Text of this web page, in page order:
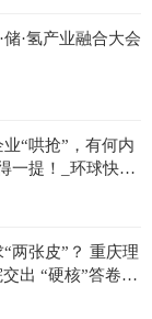
·氢产业融合大会
“哄抢”，有何内
一提！_环球快资
两张皮”？ 重庆理
出 “硬核”答卷-